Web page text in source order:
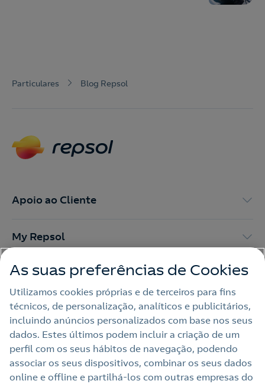
Particulares Blog Repsol
Apoio ao Cliente
My Repsol
Outras Energias
Links Úteis
Nota legal
Política de privacidade
As suas preferências de Cookies
Utilizamos cookies próprias e de terceiros para fins
técnicos, de personalização, analíticos e publicitários,
incluindo anúncios personalizados com base nos seus
dados. Estes últimos podem incluir a criação de um
perfil com os seus hábitos de navegação, podendo
associar os seus dispositivos, combinar os seus dados
online e offline e partilhá‑los com outras empresas do